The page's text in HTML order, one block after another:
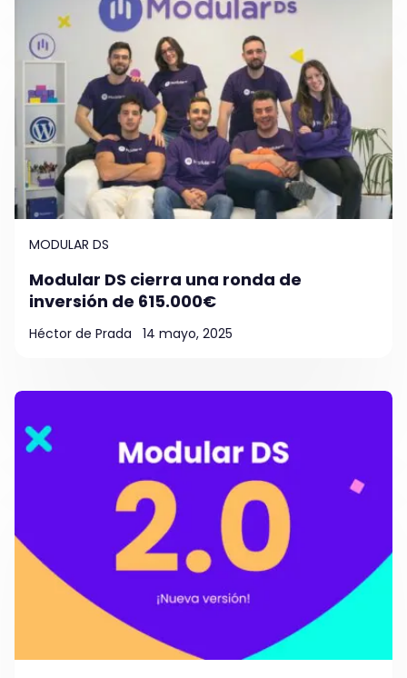
MODULAR DS
Modular DS cierra una ronda de
inversión de 615.000€
Héctor de Prada 14 mayo, 2025